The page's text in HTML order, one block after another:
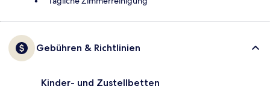
Gebühren & Richtlinien
Kinder- und Zustellbetten